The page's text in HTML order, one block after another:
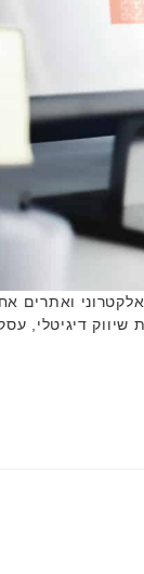
אלקטרוני ואתרים
דיגיטלי,